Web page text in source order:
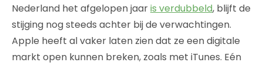
Nederland het afgelopen jaaris verdubbeld, blijft de
stijging nog steeds achter bij de verwachtingen.
Apple heeft al vaker laten zien dat ze een digitale
markt open kunnen breken, zoals met iTunes. Eén